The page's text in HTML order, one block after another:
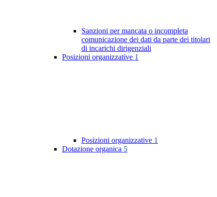
Sanzioni per mancata o incompleta
comunicazione dei dati da parte dei titolari
di incarichi dirigenziali
Posizioni organizzative 1
Posizioni organizzative 1
Dotazione organica 5